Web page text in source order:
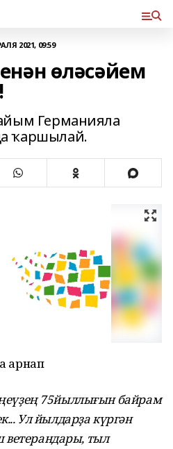
2021, 09:59
өләсәйем
Германияла
ҡаршылай.
арнап
75йыллығын байрам
Ул йылдарҙа күргән
тыл